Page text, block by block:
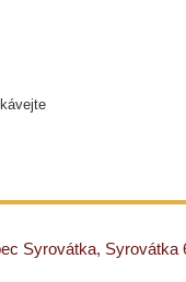
Syrovátka, Syrovátka